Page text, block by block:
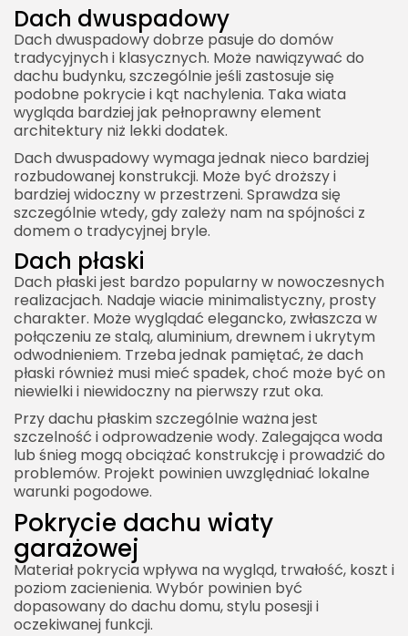
Dach dwuspadowy
Dach dwuspadowy dobrze pasuje do domów
tradycyjnych i klasycznych. Może nawiązywać do
dachu budynku, szczególnie jeśli zastosuje się
podobne pokrycie i kąt nachylenia. Taka wiata
wygląda bardziej jak pełnoprawny element
architektury niż lekki dodatek.
Dach dwuspadowy wymaga jednak nieco bardziej
rozbudowanej konstrukcji. Może być droższy i
bardziej widoczny w przestrzeni. Sprawdza się
szczególnie wtedy, gdy zależy nam na spójności z
domem o tradycyjnej bryle.
Dach płaski
Dach płaski jest bardzo popularny w nowoczesnych
realizacjach. Nadaje wiacie minimalistyczny, prosty
charakter. Może wyglądać elegancko, zwłaszcza w
połączeniu ze stalą, aluminium, drewnem i ukrytym
odwodnieniem. Trzeba jednak pamiętać, że dach
płaski również musi mieć spadek, choć może być on
niewielki i niewidoczny na pierwszy rzut oka.
Przy dachu płaskim szczególnie ważna jest
szczelność i odprowadzenie wody. Zalegająca woda
lub śnieg mogą obciążać konstrukcję i prowadzić do
problemów. Projekt powinien uwzględniać lokalne
warunki pogodowe.
Pokrycie dachu wiaty
garażowej
Materiał pokrycia wpływa na wygląd, trwałość, koszt i
poziom zacienienia. Wybór powinien być
dopasowany do dachu domu, stylu posesji i
oczekiwanej funkcji.